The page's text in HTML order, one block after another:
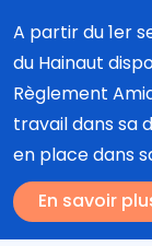
A partir du 1er
du Hainaut
Règlement
travail dans sa
en place dans
En savoir